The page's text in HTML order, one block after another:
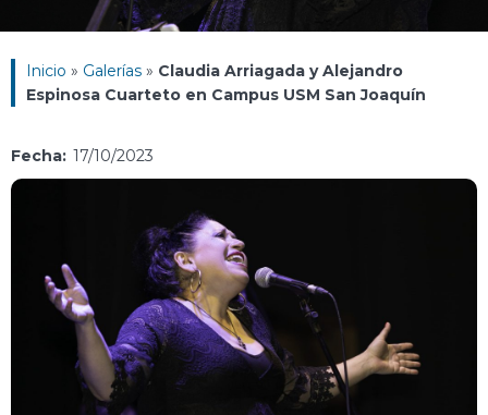
Inicio » Galerías » Claudia Arriagada y Alejandro
Espinosa Cuarteto en Campus USM San Joaquín
Fecha: 17/10/2023